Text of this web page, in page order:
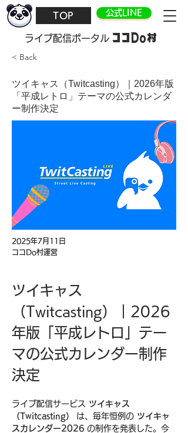
TOP 公式LINE
​ライブ配信ポータル ココDo村
< Back
ツイキャス（Twitcasting）｜2026年版
「平成レトロ」テーマの公式カレンダ
ー制作決定
2025年7月11日
ココDo村運営
ツイキャス
（Twitcasting）｜2026
年版「平成レトロ」テー
マの公式カレンダー制作
決定
ライブ配信サービス ツイキャス
（Twitcasting）
は、毎年恒例の ツイキャ
スカレンダー2026 の制作を発表した。今